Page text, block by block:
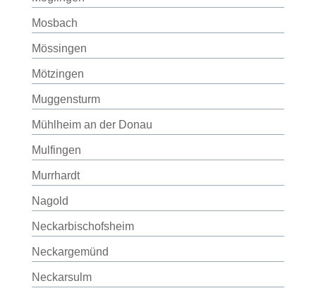
Mosbach
Mössingen
Mötzingen
Muggensturm
Mühlheim an der Donau
Mulfingen
Murrhardt
Nagold
Neckarbischofsheim
Neckargemünd
Neckarsulm